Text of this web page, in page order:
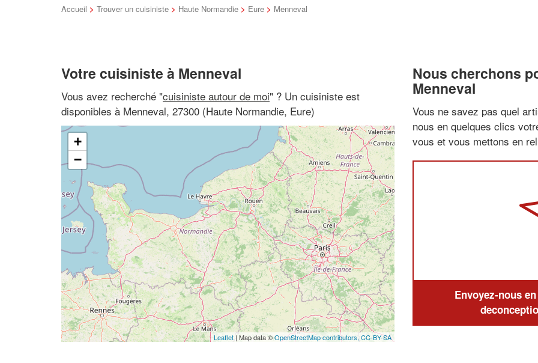
Accueil > Trouver un cuisiniste > Haute Normandie > Eure > Menneval
Votre cuisiniste à Menneval
Vous avez recherché "cuisiniste autour de moi" ? Un cuisiniste est
disponibles à Menneval, 27300 (Haute Normandie, Eure)
+
−
Leaflet | Map data ©OpenStreetMap contributors,CC-BY-SA
Nous cherchons
Menneval
Vous ne savez pas quel
nous en quelques clics
vous et vous mettons en
Envoyez-nous